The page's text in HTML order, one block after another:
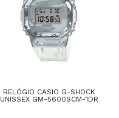
RELÓGIO CASIO G-SHOCK
UNISSEX GM-5600SCM-1DR